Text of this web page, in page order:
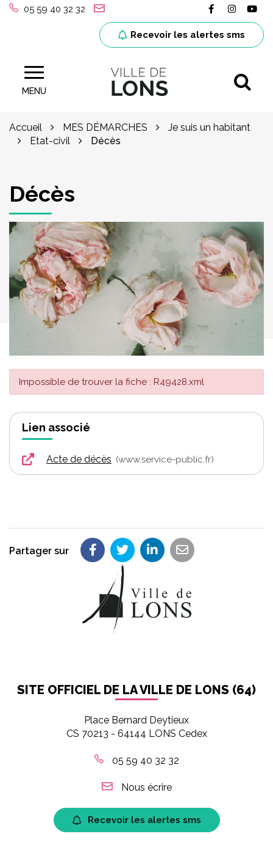
Gestion des traceurs
05 59 40 32 32 Lien vers le
Lien
Recevoir les alertes sms
MENU Site officiel de la ville de Lons (64)
Accueil MES DÉMARCHES
Je suis un habitant
Etat-civil
Décès
Décès
Impossible de trouver la fiche : R49428.xml
Lien associé
Acte de décès www.service-public.fr
Partager sur Partager sur Facebook
Partager sur Twitter
Partager sur LinkedIn
Partager par
SITE OFFICIEL DE LA VILLE DE LONS (64)
Place Bernard Deytieux
CS 70213 - 64144 LONS Cedex
05 59 40 32 32
Nous écrire
Recevoir les alertes sms